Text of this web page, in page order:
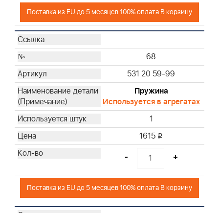
Поставка из EU до 5 месяцев 100% оплата В корзину
68
531 20 59-99
Пружина
Используется в агрегатах
1
1615 i
- +
Поставка из EU до 5 месяцев 100% оплата В корзину